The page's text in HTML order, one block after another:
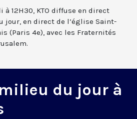
à 12H30, KTO diffuse en direct
jour, en direct de l’église Saint-
(Paris 4e), avec les Fraternités
du jour à